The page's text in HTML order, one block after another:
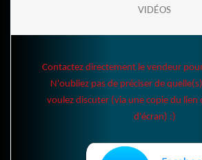
VIDÉOS
Contactez directement le vendeur
N'oubliez pas de préciser de
voulez discuter (via une copie du lien
d'écran) :)